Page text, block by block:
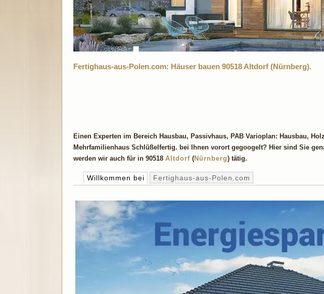
Fertighaus-aus-Polen.com: Häuser bauen 90518 Altdorf (Nürnberg).
Einen Experten im Bereich Hausbau, Passivhaus, PAB Varioplan: Hausbau,
Mehrfamilienhaus Schlüßelfertig. bei Ihnen vorort gegoogelt? Hier sind Sie
werden wir auch für in 90518 Altdorf (Nürnberg) tätig.
Willkommen bei Fertighaus-aus-Polen.com